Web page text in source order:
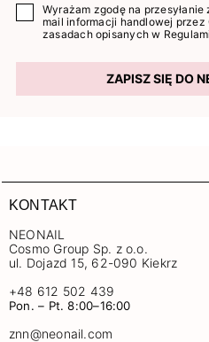
Wyrażam zgodę na
mail informacji handlowej przez
zasadach opisanych w
ZAPISZ SIĘ DO
KONTAKT
NEONAIL
Cosmo Group Sp. z o.o.
ul. Dojazd 15, 62-090 Kiekrz
+48 612 502 439
Pon. – Pt. 8:00–16:00
znn@neonail.com